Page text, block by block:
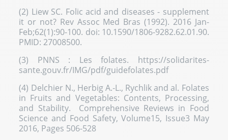
(2) Liew SC. Folic acid and diseases - supplement
it or not? Rev Assoc Med Bras (1992). 2016 Jan-
Feb;62(1):90-100. doi: 10.1590/1806-9282.62.01.90.
PMID: 27008500.
(3) PNNS : Les folates. https://solidarites-
sante.gouv.fr/IMG/pdf/guidefolates.pdf
(4) Delchier N., Herbig A.‐L., Rychlik and al. Folates
in Fruits and Vegetables: Contents, Processing,
and Stability. Comprehensive Reviews in Food
Science and Food Safety, Volume15, Issue3 May
2016, Pages 506-528